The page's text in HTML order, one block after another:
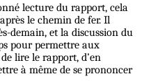
lecture du rapport, cela
le chemin de fer. Il
demain, et la discussion du
pour permettre aux
lire le rapport, d’en
à même de se prononcer